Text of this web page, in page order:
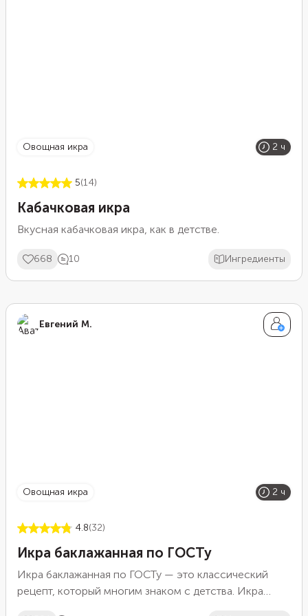
овощная икра 2 ч
5(14)
Кабачковая икра
Вкусная кабачковая икра, как в детстве.
668 10 Ингредиенты
Евгений М.
овощная икра 2 ч
4.8(32)
Икра баклажанная по ГОСТу
Икра баклажанная по ГОСТу — это классический
рецепт, который многим знаком с детства. Икра